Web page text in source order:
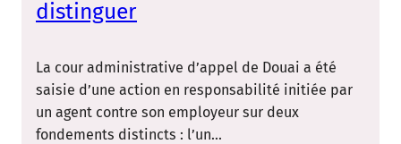
distinguer
La cour administrative d’appel de Douai a été
saisie d’une action en responsabilité initiée par
un agent contre son employeur sur deux
fondements distincts : l’un…